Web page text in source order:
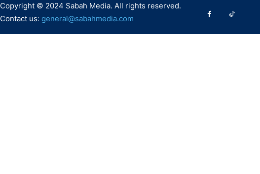
Copyright © 2024 Sabah Media. All rights reserved.
Contact us: general@sabahmedia.com